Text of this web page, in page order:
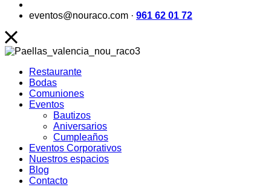
eventos@nouraco.com · 961 62 01 72
Restaurante
Bodas
Comuniones
Eventos
Bautizos
Aniversarios
Cumpleaños
Eventos Corporativos
Nuestros espacios
Blog
Contacto